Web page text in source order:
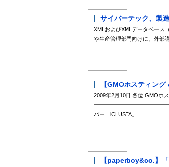
サイバーテック、製
XMLおよびXMLデータベース
や生産管理部門向けに、外部
【GMOホスティン
2009年2月10日 各位 GMOホ
バー「iCLUSTA」...
【paperboy&co.】